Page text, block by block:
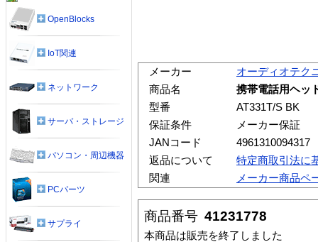
メーカー
オーディオテク
商品名
携帯電話用ヘッ
型番
AT331T/S BK
保証条件
メーカー保証
JANコード
4961310094317
返品について
特定商取引法に
関連
メーカー商品ペ
商品番号 41231778
本商品は販売を終了しました
OpenBlocks
IoT関連
ネットワーク
サーバ・ストレージ
パソコン・周辺機器
PCパーツ
サプライ